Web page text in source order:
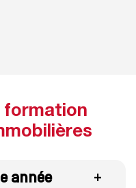
formation
année +